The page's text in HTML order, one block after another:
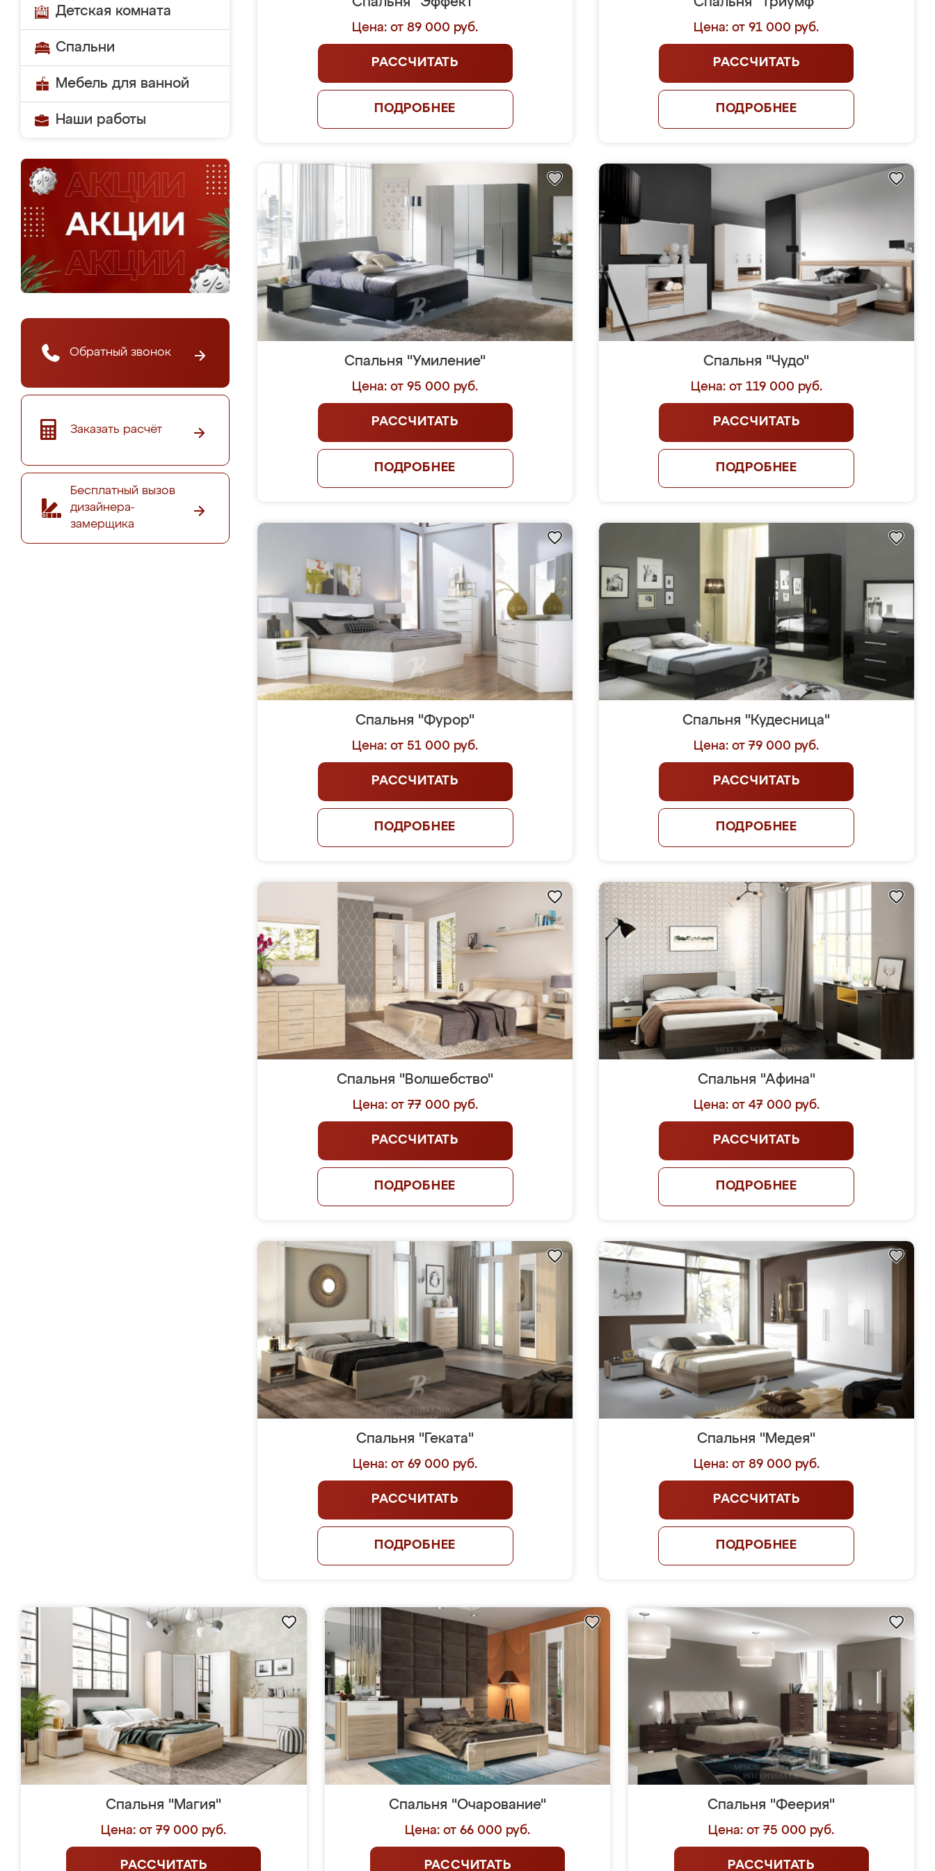
Детская комната
Спальни
Мебель для ванной
Наши работы
Обратный звонок
Заказать расчёт
Бесплатный вызов
дизайнера-
замерщика
Цена: от 89 000 руб.
РАССЧИТАТЬ
ПОДРОБНЕЕ
Цена: от 91 000 руб.
РАССЧИТАТЬ
ПОДРОБНЕЕ
Спальня "Умиление"
Цена: от 95 000 руб.
РАССЧИТАТЬ
ПОДРОБНЕЕ
Спальня "Чудо"
Цена: от 119 000 руб.
РАССЧИТАТЬ
ПОДРОБНЕЕ
Спальня "Фурор"
Цена: от 51 000 руб.
РАССЧИТАТЬ
ПОДРОБНЕЕ
Спальня "Кудесница"
Цена: от 79 000 руб.
РАССЧИТАТЬ
ПОДРОБНЕЕ
Спальня "Волшебство"
Цена: от 77 000 руб.
РАССЧИТАТЬ
ПОДРОБНЕЕ
Спальня "Афина"
Цена: от 47 000 руб.
РАССЧИТАТЬ
ПОДРОБНЕЕ
Спальня "Геката"
Цена: от 69 000 руб.
РАССЧИТАТЬ
ПОДРОБНЕЕ
Спальня "Медея"
Цена: от 89 000 руб.
РАССЧИТАТЬ
ПОДРОБНЕЕ
Спальня "Магия"
Цена: от 79 000 руб.
РАССЧИТАТЬ
Спальня "Очарование"
Цена: от 66 000 руб.
РАССЧИТАТЬ
Спальня "Феерия"
Цена: от 75 000 руб.
РАССЧИТАТЬ